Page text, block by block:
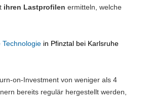
ihren Lastprofilen ermitteln, welche
in Pfinztal bei Karlsruhe
on-Investment von weniger als 4
bereits regulär hergestellt werden,